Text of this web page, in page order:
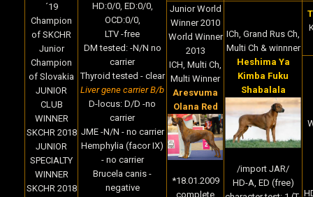
´19
Champion
of SKCHR
Junior
Champion
of Slovakia
JUNIOR
CLUB
WINNER
SKCHR 2018
JUNIOR
SPECIALTY
WINNER
SKCHR 2018
HD:0/0, ED:0/0,
OCD:0/0,
LTV -free
DM tested: -N/N no
carrier
Thyroid tested - clear
Liver gene carrier B/b
D-locus: D/D -no
carrier
JME -N/N - no carrier
Hemphylia (facor IX)
- no carrier
Brucela canis -
negative
Junior World
Winner 2010
World Winner
2013
ICH, Multi Ch,
Multi Winner
Aresvuma
Olana Red
*18.01.2009
complete
ICh, Grand Rus Ch,
Multi Ch & winnner
Heshima Ya
Kimba Fuku
Shabalala
/import JAR/
HD-A, ED (free)